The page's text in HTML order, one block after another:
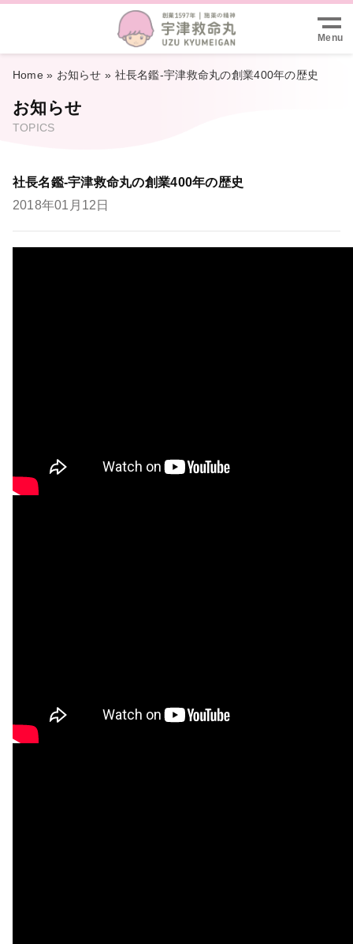
Menu
Home» お知らせ » 社長名鑑-宇津救命丸の創業400年の歴史
お知らせ
TOPICS
社長名鑑-宇津救命丸の創業400年の歴史
2018年01月12日